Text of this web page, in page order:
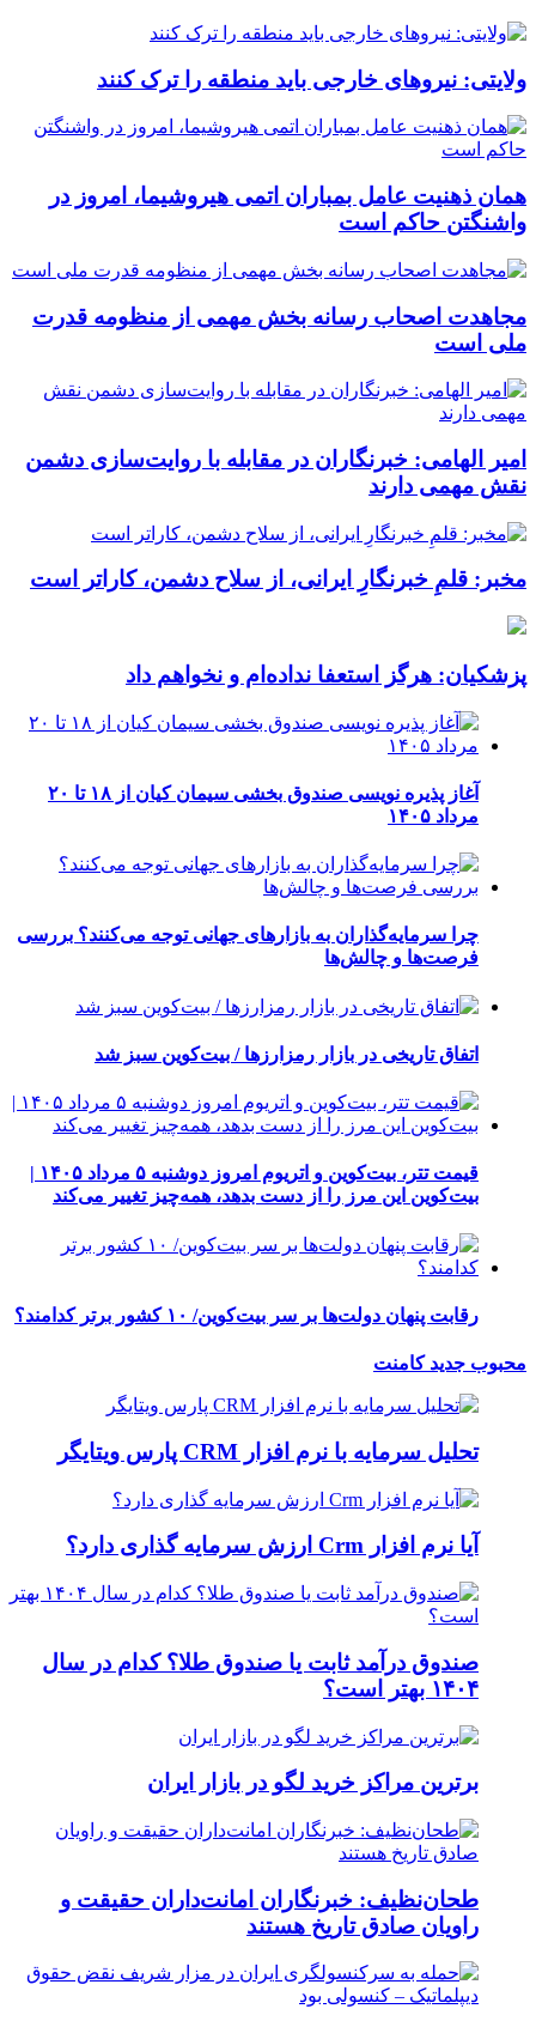
ولایتی: نیروهای خارجی باید منطقه را ترک کنند
همان ذهنیت عامل بمباران اتمی هیروشیما، امروز در
واشنگتن حاکم است
مجاهدت اصحاب رسانه بخش مهمی از منظومه قدرت
ملی است
امیر الهامی: خبرنگاران در مقابله با روایت‌سازی دشمن
نقش مهمی دارند
مخبر: قلمِ خبرنگارِ ایرانی، از سلاح دشمن، کاراتر است
پزشکیان: هرگز استعفا نداده‌ام و نخواهم داد
آغاز پذیره نویسی صندوق بخشی سیمان کیان از ۱۸ تا ۲۰
مرداد ۱۴۰۵
چرا سرمایه‌گذاران به بازارهای جهانی توجه می‌کنند؟ بررسی
فرصت‌ها و چالش‌ها
اتفاق تاریخی در بازار رمزارزها / بیت‌کوین سبز شد
بیت‌کوین این مرز را از دست بدهد، همه‌چیز تغییر می‌کند
رقابت پنهان دولت‌ها بر سر بیت‌کوین/ ۱۰ کشور برتر کدامند؟
محبوب جدیدکامنت
تحلیل سرمایه با نرم افزار CRM پارس ویتایگر
آیا نرم افزار Crm ارزش سرمایه گذاری دارد؟
صندوق درآمد ثابت یا صندوق طلا؟ کدام در سال
۱۴۰۴ بهتر است؟
برترین مراکز خرید لگو در بازار ایران
طحان‌نظیف: خبرنگاران امانت‌داران حقیقت و
راویان صادق تاریخ‌ هستند